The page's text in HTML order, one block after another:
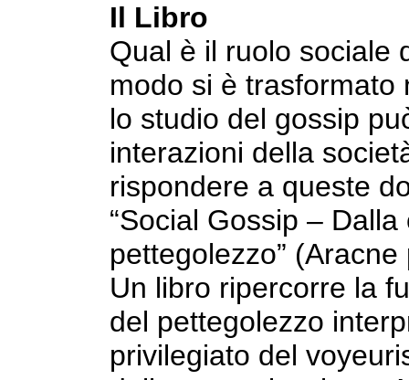
Il Libro
Qual è il ruolo sociale
modo si è trasformato
lo studio del gossip
interazioni della
rispondere a queste
“Social Gossip –
pettegolezzo”
Un libro ripercorre la
del pettegolezzo
privilegiato del